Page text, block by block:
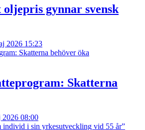
gynnar svensk
2026 15:23
Skatterna
2026 08:00